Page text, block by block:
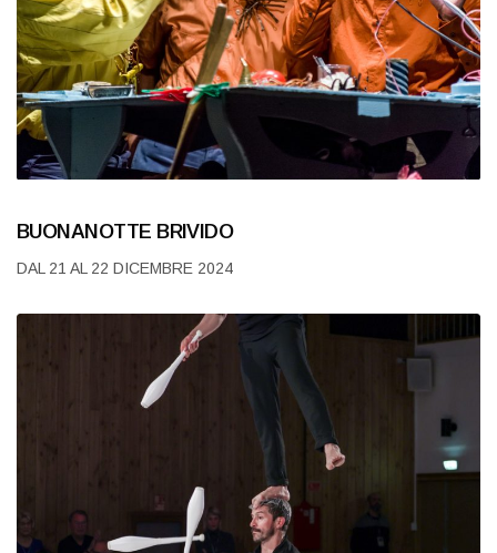
BUONANOTTE BRIVIDO
DAL 21 AL 22 DICEMBRE 2024